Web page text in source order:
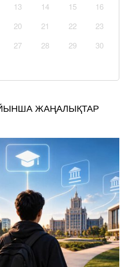
13 14 15
16
20 21 22
23
27 28 29
30
ЖАҢАЛЫҚТАР